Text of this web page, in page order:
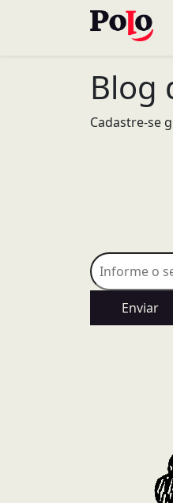
Blog
Cadastre-se
Enviar